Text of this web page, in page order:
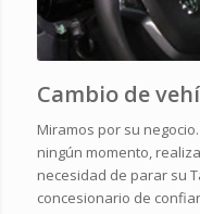
Cambio de
Miramos por su
ningún momento,
necesidad de parar su
concesionario de